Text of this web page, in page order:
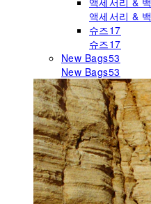
액세서리 & 백
슈즈17
슈즈17
New Bags53
New Bags53